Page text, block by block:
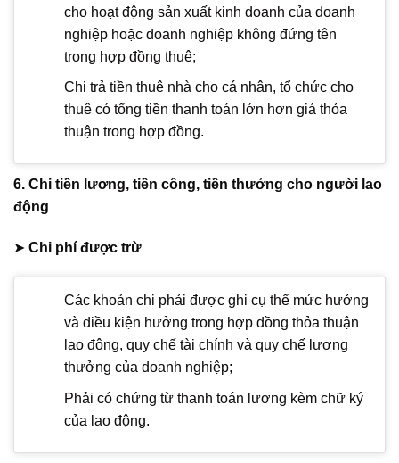
cho hoạt động sản xuất kinh doanh của doanh
nghiệp hoặc doanh nghiệp không đứng tên
trong hợp đồng thuê;
Chi trả tiền thuê nhà cho cá nhân, tổ chức cho
thuê có tổng tiền thanh toán lớn hơn giá thỏa
thuận trong hợp đồng.
6. Chi tiền lương, tiền công, tiền thưởng cho người lao
động
➤ Chi phí được trừ
Các khoản chi phải được ghi cụ thể mức hưởng
và điều kiện hưởng trong hợp đồng thỏa thuận
lao động, quy chế tài chính và quy chế lương
thưởng của doanh nghiệp;
Phải có chứng từ thanh toán lương kèm chữ ký
của lao động.